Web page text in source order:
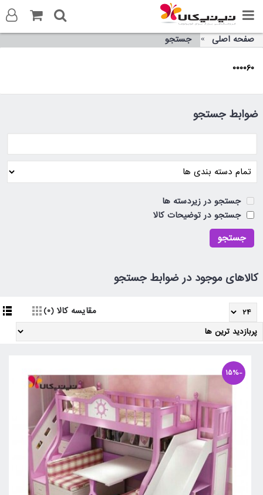
صفحه اصلی جستجو
000060
ضوابط جستجو
جستجو در زیردسته ها
جستجو در توضیحات کالا
کالاهای موجود در ضوابط جستجو
مقایسه کالا (0)
-15%